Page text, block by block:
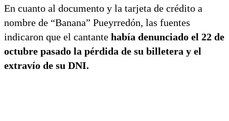
En cuanto al documento y la tarjeta de crédito a
nombre de “Banana” Pueyrredón, las fuentes
indicaron que el cantante había denunciado el 22 de
octubre pasado la pérdida de su billetera y el
extravío de su DNI.